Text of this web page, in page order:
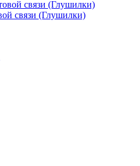
связи (Глушилки)